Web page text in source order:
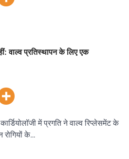
वाल्व प्रतिस्थापन के लिए एक
में प्रगति ने वाल्व रिप्लेसमेंट के
रोगियों के…